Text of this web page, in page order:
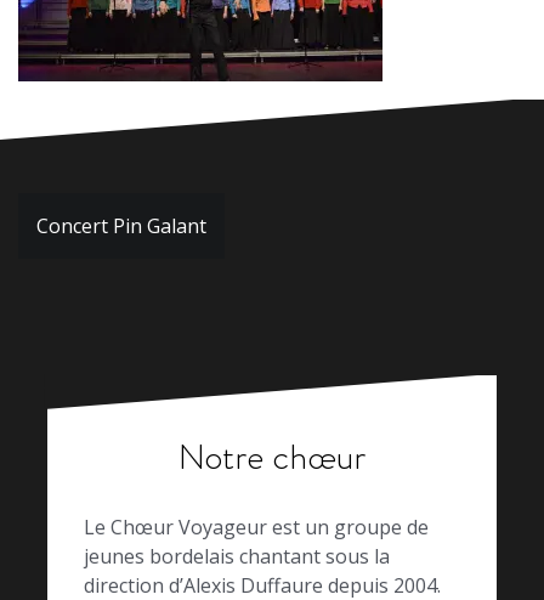
Navigation
Concert Pin Galant
Notre chœur
Le Chœur Voyageur est un groupe de
jeunes bordelais chantant sous la
direction d’Alexis Duffaure depuis 2004.